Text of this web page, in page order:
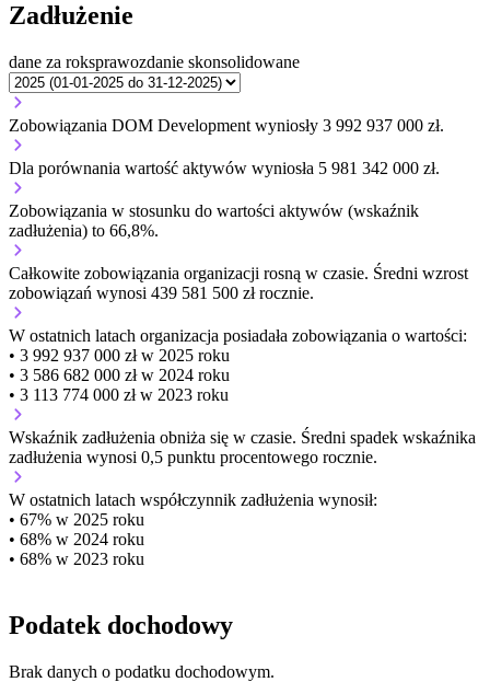
Zadłużenie
dane za roksprawozdanie skonsolidowane
Zobowiązania DOM Development wyniosły 3 992 937 000 zł.
Dla porównania wartość aktywów wyniosła 5 981 342 000 zł.
Zobowiązania w stosunku do wartości aktywów (wskaźnik
zadłużenia) to 66,8%.
Całkowite zobowiązania organizacji rosną w czasie. Średni wzrost
zobowiązań wynosi 439 581 500 zł rocznie.
W ostatnich latach organizacja posiadała zobowiązania o wartości:
• 3 992 937 000 zł w 2025 roku
• 3 586 682 000 zł w 2024 roku
• 3 113 774 000 zł w 2023 roku
Wskaźnik zadłużenia obniża się w czasie. Średni spadek wskaźnika
zadłużenia wynosi 0,5 punktu procentowego rocznie.
W ostatnich latach współczynnik zadłużenia wynosił:
• 67% w 2025 roku
• 68% w 2024 roku
• 68% w 2023 roku
Podatek dochodowy
Brak danych o podatku dochodowym.